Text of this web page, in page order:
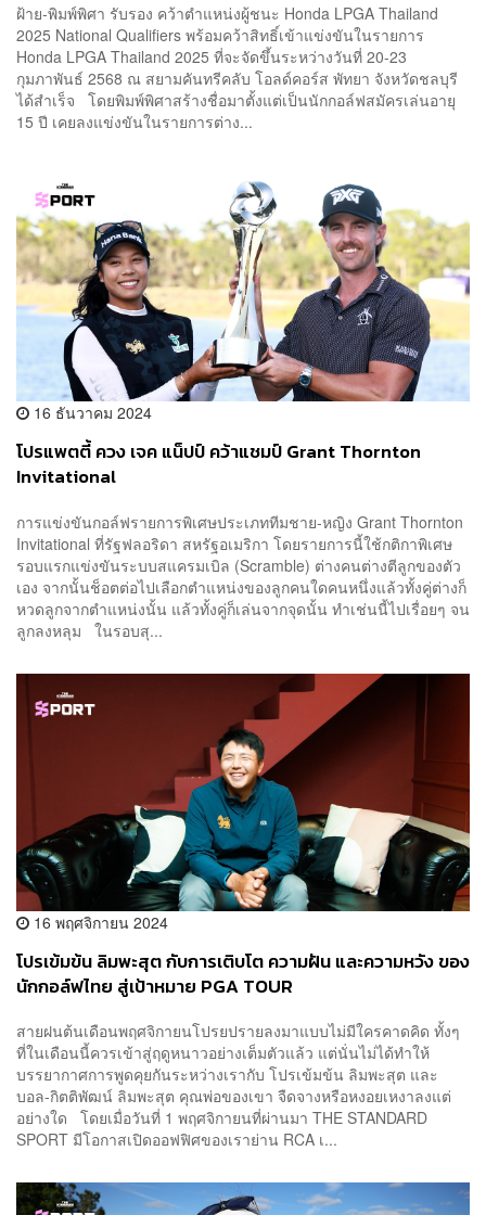
ฝ้าย-พิมพ์พิศา รับรอง คว้าตำแหน่งผู้ชนะ Honda LPGA Thailand
2025 National Qualifiers พร้อมคว้าสิทธิ์เข้าแข่งขันในรายการ
Honda LPGA Thailand 2025 ที่จะจัดขึ้นระหว่างวันที่ 20-23
กุมภาพันธ์ 2568 ณ สยามคันทรีคลับ โอลด์คอร์ส พัทยา จังหวัดชลบุรี
ได้สำเร็จ โดยพิมพ์พิศาสร้างชื่อมาตั้งแต่เป็นนักกอล์ฟสมัครเล่นอายุ
15 ปี เคยลงแข่งขันในรายการต่าง...
16 ธันวาคม 2024
โปรแพตตี้ ควง เจค แน็ปป์ คว้าแชมป์ Grant Thornton
Invitational
การแข่งขันกอล์ฟรายการพิเศษประเภททีมชาย-หญิง Grant Thornton
Invitational ที่รัฐฟลอริดา สหรัฐอเมริกา โดยรายการนี้ใช้กติกาพิเศษ
รอบแรกแข่งขันระบบสแครมเบิล (Scramble) ต่างคนต่างตีลูกของตัว
เอง จากนั้นช็อตต่อไปเลือกตำแหน่งของลูกคนใดคนหนึ่งแล้วทั้งคู่ต่างก็
หวดลูกจากตำแหน่งนั้น แล้วทั้งคู่ก็เล่นจากจุดนั้น ทำเช่นนี้ไปเรื่อยๆ จน
ลูกลงหลุม ในรอบสุ...
16 พฤศจิกายน 2024
โปรเข้มข้น ลิมพะสุต กับการเติบโต ความฝัน และความหวัง ของ
นักกอล์ฟไทย สู่เป้าหมาย PGA TOUR
สายฝนต้นเดือนพฤศจิกายนโปรยปรายลงมาแบบไม่มีใครคาดคิด ทั้งๆ
ที่ในเดือนนี้ควรเข้าสู่ฤดูหนาวอย่างเต็มตัวแล้ว แต่นั่นไม่ได้ทำให้
บรรยากาศการพูดคุยกันระหว่างเรากับ โปรเข้มข้น ลิมพะสุต และ
บอล-กิตติพัฒน์ ลิมพะสุต คุณพ่อของเขา จืดจางหรือหงอยเหงาลงแต่
อย่างใด โดยเมื่อวันที่ 1 พฤศจิกายนที่ผ่านมา THE STANDARD
SPORT มีโอกาสเปิดออฟฟิศของเราย่าน RCA เ...